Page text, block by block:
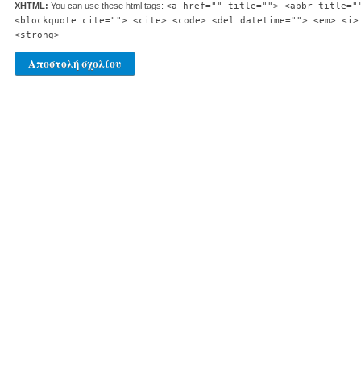
XHTML: You can use these html tags: <a href="" title=""> <abbr
<blockquote cite=""> <cite> <code> <del datetime=""> <em>
<strong>